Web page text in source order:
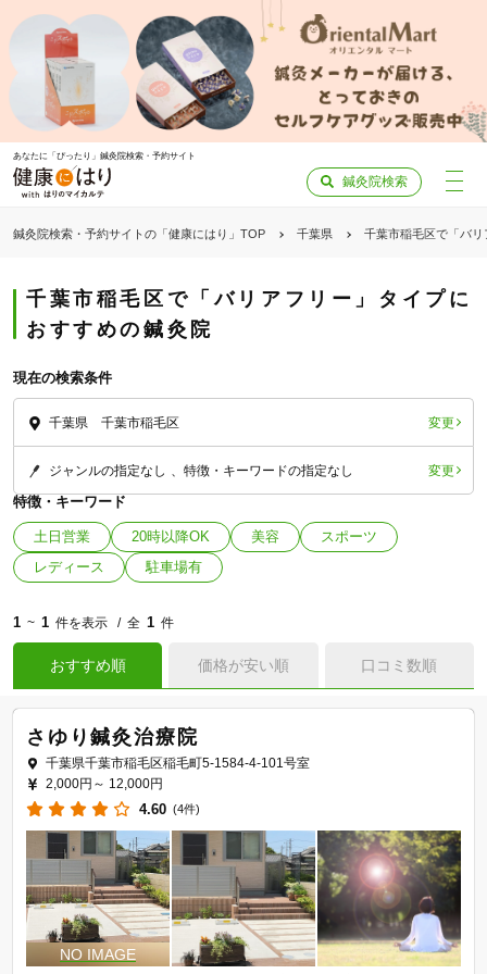
あなたに「ぴったり」鍼灸院検索・予約サイト
鍼灸院検索
鍼灸院検索・予約サイトの「健康にはり」TOP 千葉県 千葉市稲毛区で「バ
千葉市稲毛区で「バリアフリー」タイプに
おすすめの鍼灸院
現在の検索条件
千葉県 千葉市稲毛区 変更
ジャンルの指定なし 特徴・キーワードの指定なし 変更
特徴・キーワード
土日営業 20時以降OK 美容
スポーツ
レディース
駐車場有
1 ~ 1 件を表示 全 1 件
おすすめ順 価格が安い順 口コミ数順
さゆり鍼灸治療院
千葉県千葉市稲毛区稲毛町5-1584-4-101号室
2,000円～ 12,000円
4.60 (4件)
「健康にはりを見た」